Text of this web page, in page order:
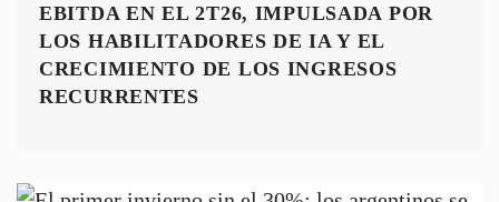
EBITDA EN EL 2T26, IMPULSADA POR
LOS HABILITADORES DE IA Y EL
CRECIMIENTO DE LOS INGRESOS
RECURRENTES